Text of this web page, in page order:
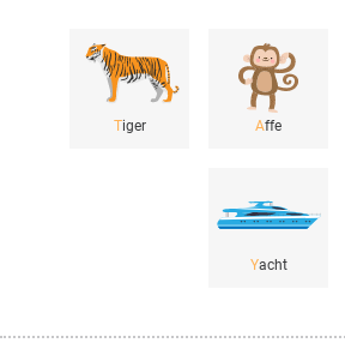
Tiger Affe
Yacht